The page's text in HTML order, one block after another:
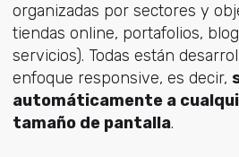
organizadas por sectores y
tiendas online, portafolios,
servicios). Todas están
enfoque responsive, es decir,
automáticamente a
tamaño de pantalla.